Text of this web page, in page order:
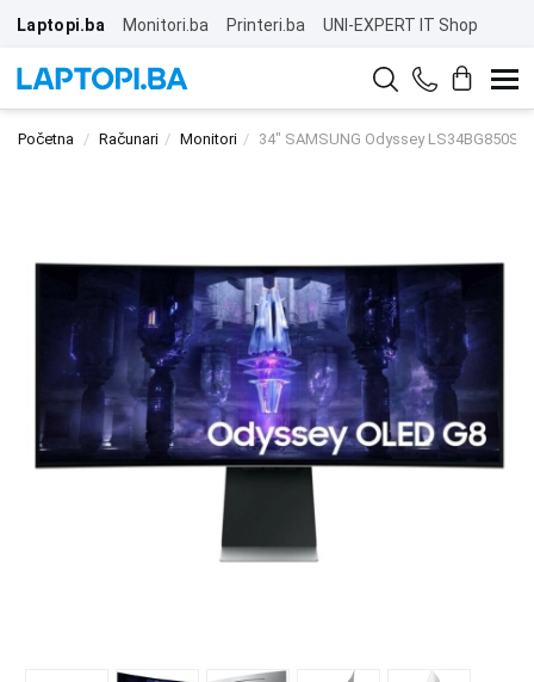
Laptopi.ba Monitori.ba Printeri.ba UNI-EXPERT IT Shop
Početna Računari Monitori 34" SAMSUNG Odyssey